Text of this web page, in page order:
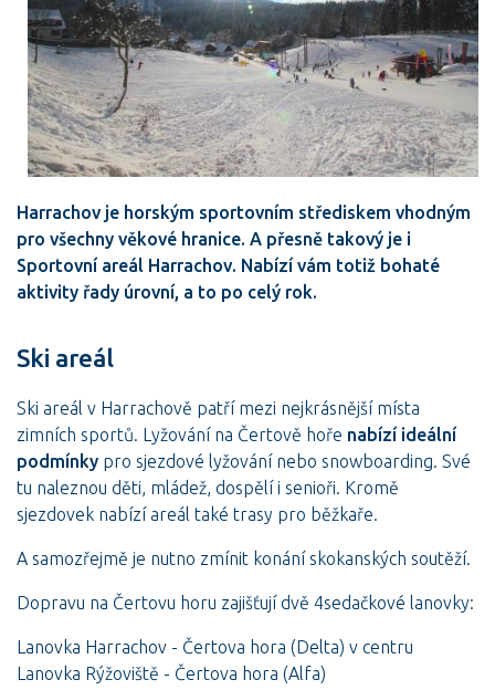
Harrachov je horským sportovním střediskem vhodným
pro všechny věkové hranice. A přesně takový je i
Sportovní areál Harrachov. Nabízí vám totiž bohaté
aktivity řady úrovní, a to po celý rok.
Ski areál
Ski areál v Harrachově patří mezi nejkrásnější místa
zimních sportů. Lyžování na Čertově hoře nabízí ideální
podmínky pro sjezdové lyžování nebo snowboarding. Své
tu naleznou děti, mládež, dospělí i senioři. Kromě
sjezdovek nabízí areál také trasy pro běžkaře.
A samozřejmě je nutno zmínit konání skokanských soutěží.
Dopravu na Čertovu horu zajišťují dvě 4sedačkové lanovky:
Lanovka Harrachov - Čertova hora (Delta) v centru
Lanovka Rýžoviště - Čertova hora (Alfa)